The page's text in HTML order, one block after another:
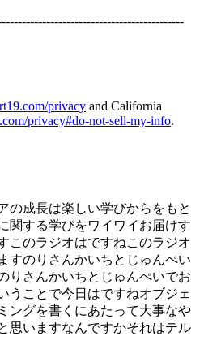
privacy and California
privacy#do-not-sell-my-info.
の成長は楽しい学びからをもと
関する学びをワイワイお届けす
このラジオはですねこのラジオ
すのりさんかいちとじゅんぺい
りさんかいちとじゅんぺいでお
うことで今日はですねオブジェ
ングを書くにあたって大事なや
思いますなんですかそれはテル